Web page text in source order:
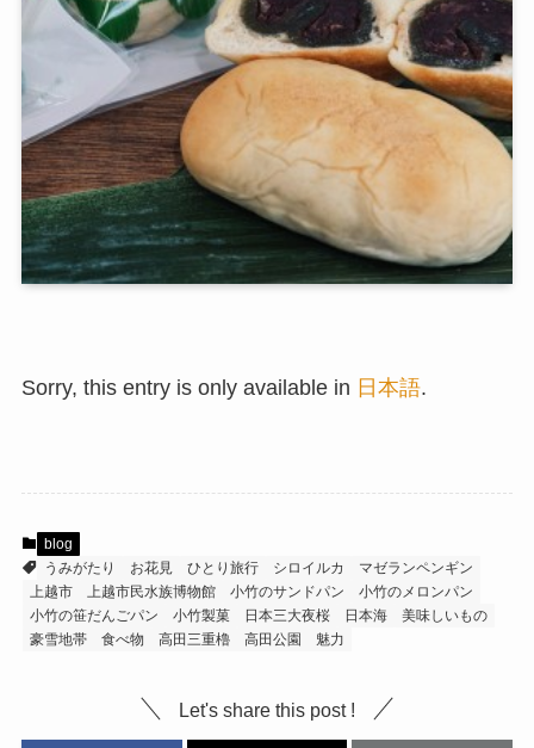
Sorry, this entry is only available in 日本語.
blog
うみがたり
お花見 ひとり旅行 シロイルカ
マゼランペンギン
上越市
上越市民水族博物館 小竹のサンドパン
小竹のメロンパン
小竹の笹だんごパン
小竹製菓 日本三大夜桜 日本海
美味しいもの
豪雪地帯
食べ物 高田三重櫓 高田公園 魅力
Let's share this post !